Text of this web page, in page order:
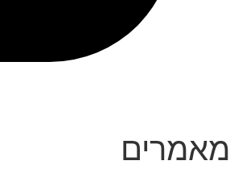
מאמרים